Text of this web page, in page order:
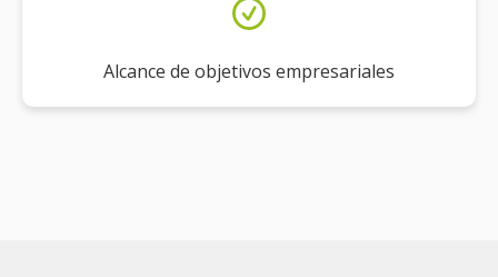
Alcance de objetivos empresariales